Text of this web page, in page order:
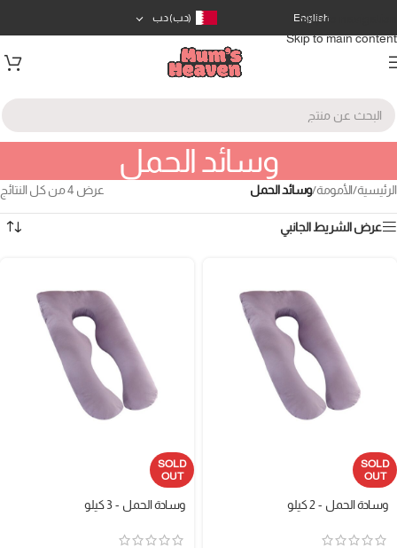
Skip to navigation
Skip to main content
English (د.ب)د.ب
وسائد الحمل
الرئيسية/الأمومة/وسائد الحمل عرض ⁦4⁩ من كل النتائج
عرض الشريط الجانبي
SOLD
OUT
وسادة الحمل - 2 كيلو
SOLD
OUT
وسادة الحمل - 3 كيلو